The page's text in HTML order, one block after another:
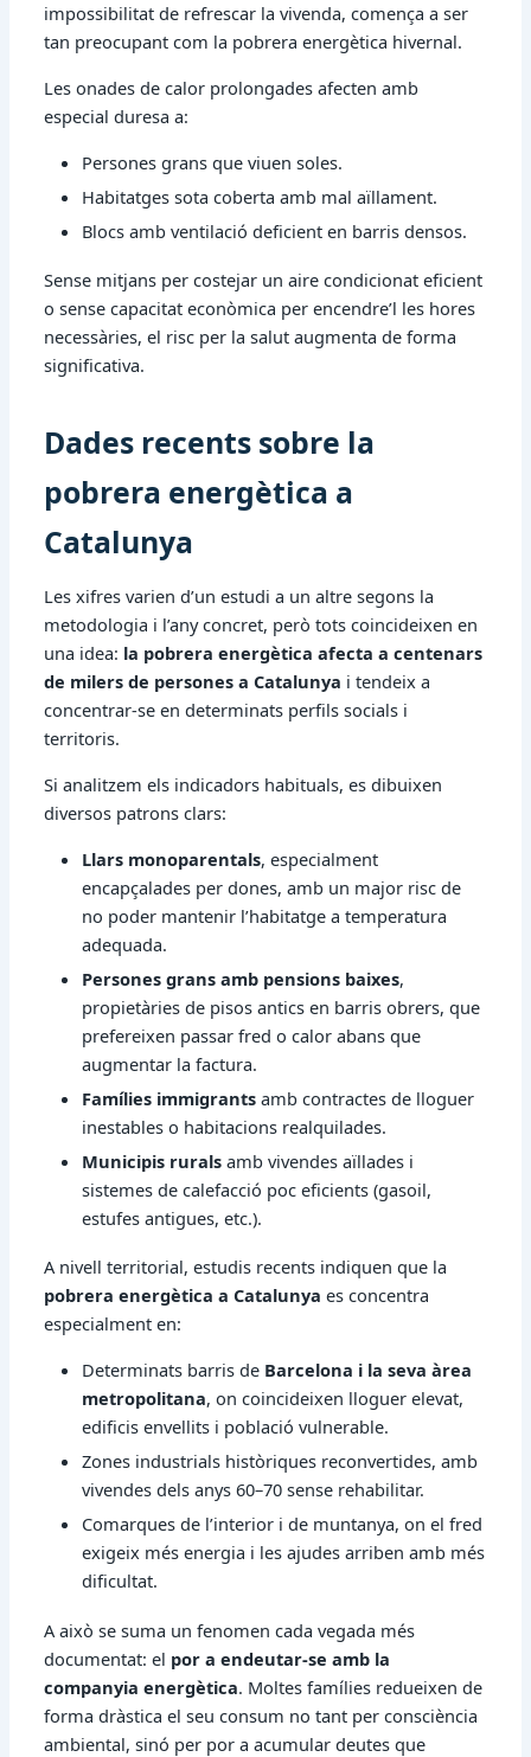
impossibilitat de refrescar la vivenda, comença a ser
tan preocupant com la pobrera energètica hivernal.
Les onades de calor prolongades afecten amb
especial duresa a:
Persones grans que viuen soles.
Habitatges sota coberta amb mal aïllament.
Blocs amb ventilació deficient en barris densos.
Sense mitjans per costejar un aire condicionat eficient
o sense capacitat econòmica per encendre’l les hores
necessàries, el risc per la salut augmenta de forma
significativa.
Dades recents sobre la
pobrera energètica a
Catalunya
Les xifres varien d’un estudi a un altre segons la
metodologia i l’any concret, però tots coincideixen en
una idea: la pobrera energètica afecta a centenars
de milers de persones a Catalunya i tendeix a
concentrar-se en determinats perfils socials i
territoris.
Si analitzem els indicadors habituals, es dibuixen
diversos patrons clars:
Llars monoparentals, especialment
encapçalades per dones, amb un major risc de
no poder mantenir l’habitatge a temperatura
adequada.
Persones grans amb pensions baixes,
propietàries de pisos antics en barris obrers, que
prefereixen passar fred o calor abans que
augmentar la factura.
Famílies immigrants amb contractes de lloguer
inestables o habitacions realquilades.
Municipis rurals amb vivendes aïllades i
sistemes de calefacció poc eficients (gasoil,
estufes antigues, etc.).
A nivell territorial, estudis recents indiquen que la
pobrera energètica a Catalunya es concentra
especialment en:
Determinats barris de Barcelona i la seva àrea
metropolitana, on coincideixen lloguer elevat,
edificis envellits i població vulnerable.
Zones industrials històriques reconvertides, amb
vivendes dels anys 60–70 sense rehabilitar.
Comarques de l’interior i de muntanya, on el fred
exigeix més energia i les ajudes arriben amb més
dificultat.
A això se suma un fenomen cada vegada més
documentat: el por a endeutar-se amb la
companyia energètica. Moltes famílies redueixen de
forma dràstica el seu consum no tant per consciència
ambiental, sinó per por a acumular deutes que